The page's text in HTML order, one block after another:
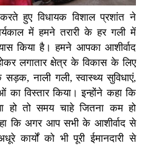
हुए विधायक विशाल प्रशांत ने
में हमने तरारी के हर गली में
किया है। हमने आपका आशीर्वाद
लगातार क्षेत्र के विकास के लिए
नाली गली, स्वास्थ्य सुविधाएं,
का विस्तार किया। इन्होंने कहा कि
तो समय चाहे जितना कम हो
कि अगर आप सभी के आशीर्वाद से
कार्यों को भी पूरी ईमानदारी से